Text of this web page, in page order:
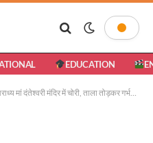
EDUCATION
मंदिर में चोरी, ताला तोड़कर गर्भगृह तक पहुंचा चोर, मंदिर के कपाट अस्थाई रूप से बंद